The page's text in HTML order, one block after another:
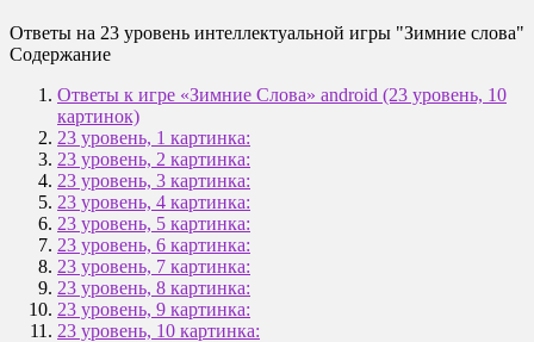
Ответы на 23 уровень интеллектуальной игры "Зимние слова"
Содержание
Ответы к игре «Зимние Слова» android (23 уровень, 10
картинок)
23 уровень, 1 картинка:
23 уровень, 2 картинка:
23 уровень, 3 картинка:
23 уровень, 4 картинка:
23 уровень, 5 картинка:
23 уровень, 6 картинка:
23 уровень, 7 картинка:
23 уровень, 8 картинка:
23 уровень, 9 картинка:
23 уровень, 10 картинка: